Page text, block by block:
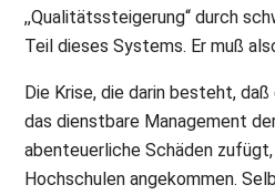
,,Qualitätssteigerung“ durch
Teil dieses Systems. Er muß
Die Krise, die darin besteht,
das dienstbare Management
abenteuerliche Schäden
Hochschulen angekommen.